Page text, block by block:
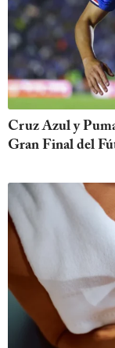
Cruz Azul y
Gran Final del